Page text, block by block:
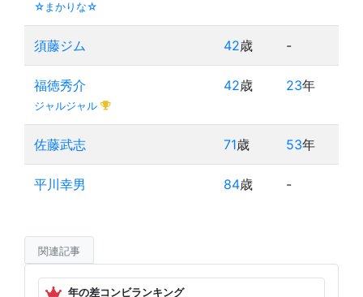
☆まかりな☆
須藤ジム 42歳 -
福徳秀介
ジャルジャル
42歳 23年
佐藤武志 71歳 53年
平川幸男 84歳 -
関連記事
年の差コンビランキング